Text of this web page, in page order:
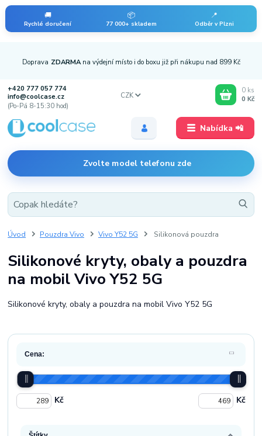
🚚
Rychlé doručení
📦
77 000+ skladem
📍
Odběr v Plzni
Nabídka 📲
Doprava ZDARMA na výdejní místo i do boxu již při nákupu nad 899 Kč
+420 777 057 774
info@coolcase.cz
(Po-Pá 8-15:30 hod)
Zvolte model telefonu zde
CZK
0 ks
0 Kč
Úvod Pouzdra Vivo Vivo Y52 5G Silikonová pouzdra
Silikonové kryty, obaly a pouzdra
na mobil Vivo Y52 5G
Silikonové kryty, obaly a pouzdra na mobil Vivo Y52 5G
Cena:
Kč Kč